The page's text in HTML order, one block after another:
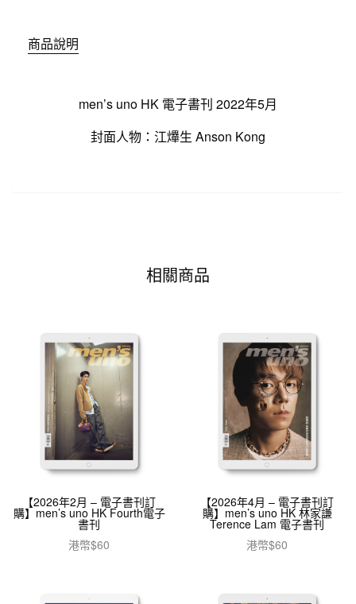
商品說明
men’s uno HK 電子書刊 2022年5月
封面人物：江𤒹生 Anson Kong
相關商品
【2026年2月 – 電子書刊訂
購】men’s uno HK Fourth電子
書刊
港幣$60
【2026年4月 – 電子書刊訂
購】men’s uno HK 林家謙
Terence Lam 電子書刊
港幣$60